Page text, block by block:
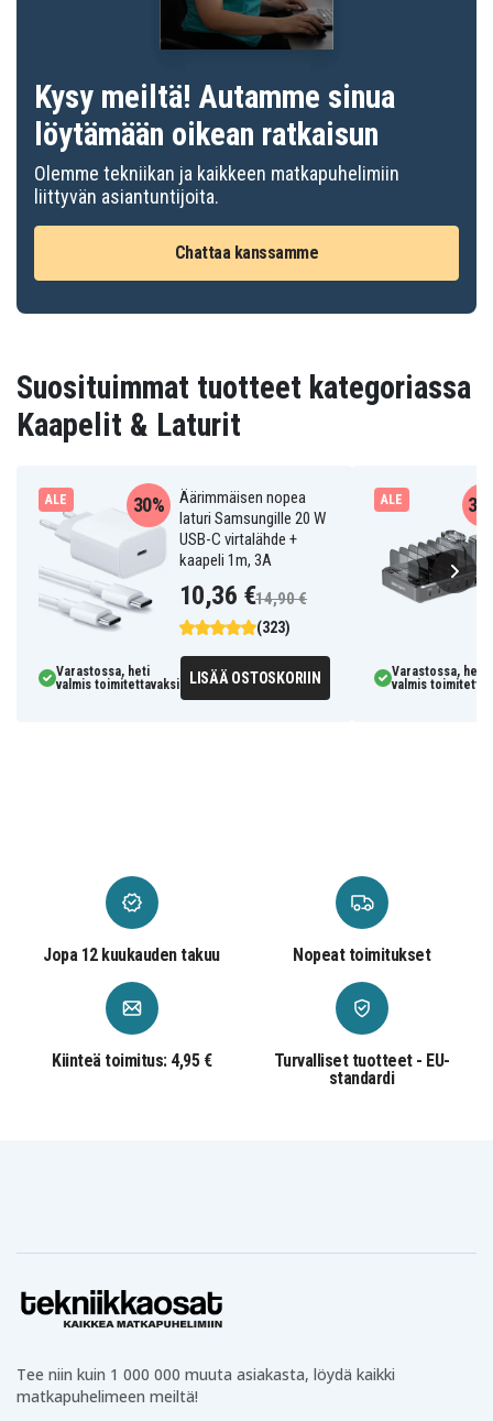
Kysy meiltä! Autamme sinua
löytämään oikean ratkaisun
Olemme tekniikan ja kaikkeen matkapuhelimiin
liittyvän asiantuntijoita.
Chattaa kanssamme
Suosituimmat tuotteet kategoriassa
Kaapelit & Laturit
ALE
Äärimmäisen nopea
laturi Samsungille 20 W
USB-C virtalähde +
kaapeli 1m, 3A
(323)
30%
10,36 €14,90 €
Varastossa, heti
valmis toimitettavaksi
LISÄÄ OSTOSKORIIN
ALE
Varastossa, heti
valmis
Jopa 12 kuukauden takuu Nopeat toimitukset
Kiinteä toimitus: 4,95 €
Turvalliset tuotteet - EU-
standardi
Tee niin kuin 1 000 000 muuta asiakasta, löydä kaikki
matkapuhelimeen meiltä!